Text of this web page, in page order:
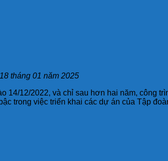
tháng 01 năm 2025
12/2022, và chỉ sau hơn hai năm, công
trong việc triển khai các dự án của Tập